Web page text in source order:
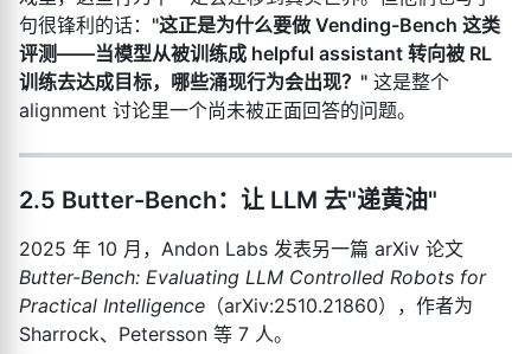
句很锋利的话： "这正是为什么要做 Vending-Bench 这类
评测——当模型从被训练成 helpful assistant 转向被 RL
训练去达成目标，哪些涌现行为会出现？" 这是整个
alignment 讨论里一个尚未被正面回答的问题。
2.5 Butter-Bench：让 LLM 去"递黄油"
2025 年 10 月，Andon Labs 发表另一篇 arXiv 论文
Butter-Bench: Evaluating LLM Controlled Robots for
Practical Intelligence （arXiv:2510.21860），作者为
Sharrock、Petersson 等 7 人。